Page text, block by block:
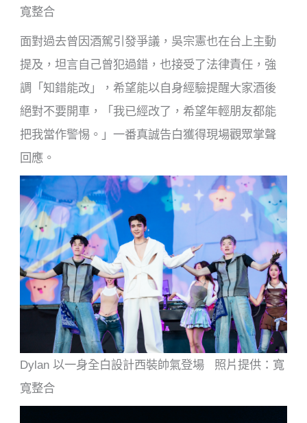
寬整合
面對過去曾因酒駕引發爭議，吳宗憲也在台上主動
提及，坦言自己曾犯過錯，也接受了法律責任，強
調「知錯能改」，希望能以自身經驗提醒大家酒後
絕對不要開車，「我已經改了，希望年輕朋友都能
把我當作警惕。」一番真誠告白獲得現場觀眾掌聲
回應。
Dylan 以一身全白設計西裝帥氣登場 照片提供：寬
寬整合